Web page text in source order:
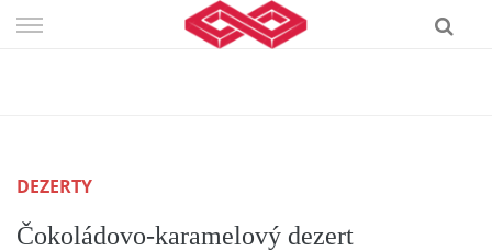
Skip
DEZERTY
Čokoládovo-karamelový dezert